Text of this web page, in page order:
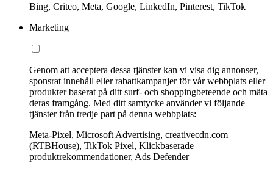
Bing, Criteo, Meta, Google, LinkedIn, Pinterest, TikTok
Marketing
Genom att acceptera dessa tjänster kan vi visa dig annonser,
sponsrat innehåll eller rabattkampanjer för vår webbplats eller
produkter baserat på ditt surf- och shoppingbeteende och mäta
deras framgång. Med ditt samtycke använder vi följande
tjänster från tredje part på denna webbplats:
Meta-Pixel, Microsoft Advertising, creativecdn.com
(RTBHouse), TikTok Pixel, Klickbaserade
produktrekommendationer, Ads Defender